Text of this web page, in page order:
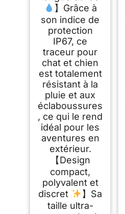
】Grâce à
son indice de
protection
IP67, ce
traceur pour
chat et chien
est totalement
résistant à la
pluie et aux
éclaboussures
, ce qui le rend
idéal pour les
aventures en
extérieur.
【Design
compact,
polyvalent et
discret
】Sa
taille ultra-